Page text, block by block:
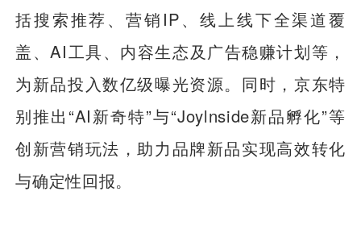
括搜索推荐、营销IP、线上线下全渠道覆
盖、AI工具、内容生态及广告稳赚计划等，
为新品投入数亿级曝光资源。同时，京东特
别推出“AI新奇特”与“Joylnside新品孵化”等
创新营销玩法，助力品牌新品实现高效转化
与确定性回报。